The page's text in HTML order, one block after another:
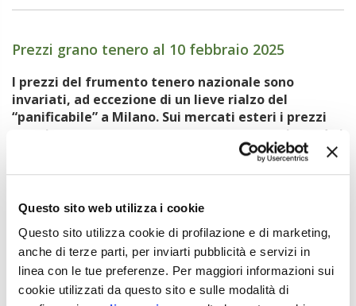
Questo sito web utilizza i cookie
Questo sito utilizza cookie di profilazione e di marketing,
anche di terze parti, per inviarti pubblicità e servizi in
linea con le tue preferenze. Per maggiori informazioni sui
cookie utilizzati da questo sito e sulle modalità di
Prezzi grano tenero al 10 febbraio 2025
I prezzi del frumento tenero nazionale sono
invariati, ad eccezione di un lieve rialzo del
“panificabile” a Milano. Sui mercati esteri i prezzi
sono in aumento, soprattutto per quanto riguarda i
I prezzi del frumento tenero nazionale “di base” sono
A Milano il “forza” è fermo a 310 euro/t, il frumento
panificabile aumenta di 2 euro/t e quota 258,50 euro/t.
A Bologna tutte le categorie sono invariate: il “fino” vale
261,50 euro/t, il “forza” è fermo a 313 euro/t.